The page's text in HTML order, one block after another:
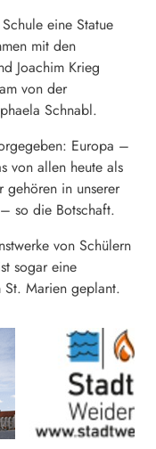
eine Statue
mit den
Joachim Krieg
von der
Schnabl.
Europa –
von allen heute als
in unserer
so die Botschaft.
von Schülern
sogar eine
St. Marien geplant.